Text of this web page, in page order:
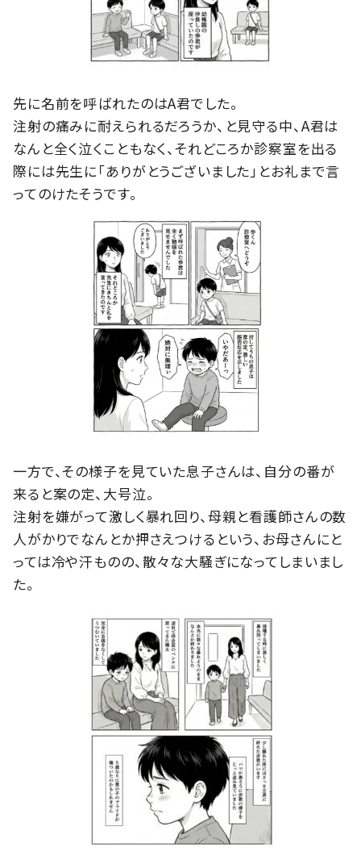
先に名前を呼ばれたのはA君でした。
注射の痛みに耐えられるだろうか、と見守る中、A君は
なんと全く泣くこともなく、それどころか診察室を出る
際には先生に「ありがとうございました」とお礼まで言
ってのけたそうです。
一方で、その様子を見ていた息子さんは、自分の番が
来ると案の定、大号泣。
注射を嫌がって激しく暴れ回り、母親と看護師さんの数
人がかりでなんとか押さえつけるという、お母さんにと
っては冷や汗ものの、散々な大騒ぎになってしまいまし
た。